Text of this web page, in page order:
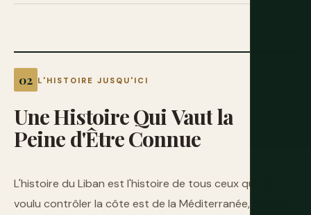
L'HISTOIRE JUSQU'ICI
UneHistoireQuiVautla
Peined'ÊtreConnue
L'histoire du Liban est l'histoire de tous ceux qui ont
voulu contrôler la côte est de la Méditerranée, ce qui